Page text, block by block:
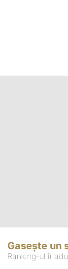
Gasește un
Ranking-ul îi